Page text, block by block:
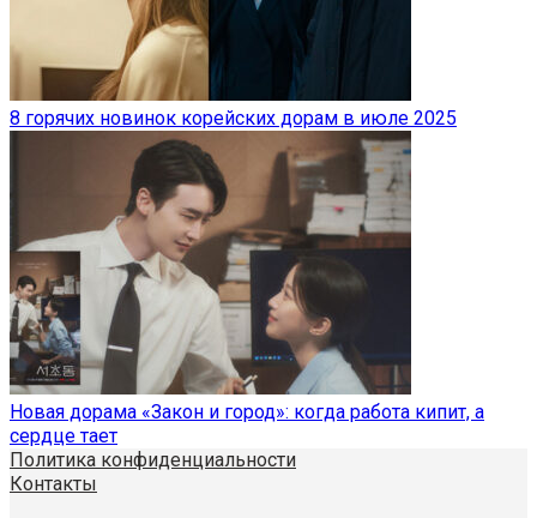
8 горячих новинок корейских дорам в июле 2025
Новая дорама «Закон и город»: когда работа кипит, а
сердце тает
Политика конфиденциальности
Контакты